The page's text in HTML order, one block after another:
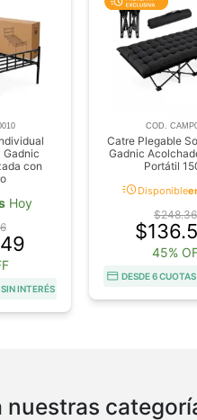
Gadnic
con
Hoy
INTERÉS
COD.
Catre Plegable
Gadnic
Portátil
acuteDisponible
45%
DESDE 6
nuestras